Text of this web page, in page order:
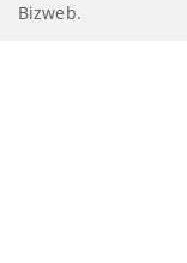
Bizweb.